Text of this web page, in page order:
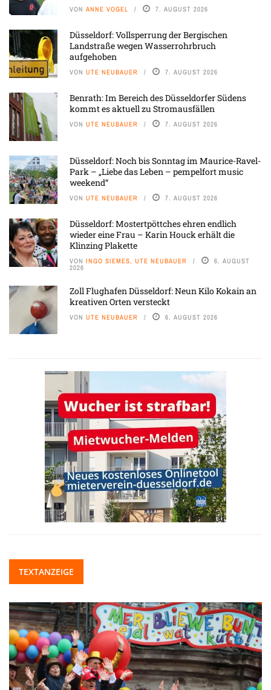
VON ANNE VOGEL 7. AUGUST 2026
Düsseldorf: Vollsperrung der Bergischen
Landstraße wegen Wasserrohrbruch
aufgehoben
VON UTE NEUBAUER 7. AUGUST 2026
Benrath: Im Bereich des Düsseldorfer Südens
kommt es aktuell zu Stromausfällen
VON UTE NEUBAUER 7. AUGUST 2026
Düsseldorf: Noch bis Sonntag im Maurice-Ravel-
Park – „Liebe das Leben – pempelfort music
weekend“
VON UTE NEUBAUER 7. AUGUST 2026
Düsseldorf: Mostertpöttches ehren endlich
wieder eine Frau – Karin Houck erhält die
Klinzing Plakette
VON INGO SIEMES, UTE NEUBAUER 6. AUGUST
2026
Zoll Flughafen Düsseldorf: Neun Kilo Kokain an
kreativen Orten versteckt
VON UTE NEUBAUER 6. AUGUST 2026
TEXTANZEIGE